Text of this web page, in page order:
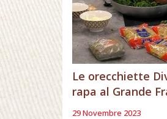
Le orecchiette
rapa al Grande
29 Novembre 2023